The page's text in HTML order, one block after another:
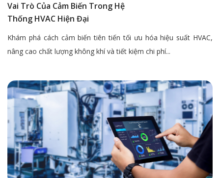
Vai Trò Của Cảm Biến Trong Hệ
Thống HVAC Hiện Đại
Khám phá cách cảm biến tiên tiến tối ưu hóa hiệu suất HVAC,
nâng cao chất lượng không khí và tiết kiệm chi phí...